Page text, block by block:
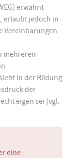
erwähnt
erlaubt jedoch in
Vereinbarungen
mehreren
in der Bildung
der
eigen sei (vgl.
eine